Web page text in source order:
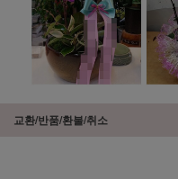
교환/반품/환불/취소